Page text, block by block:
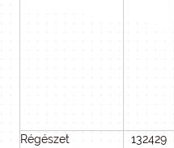
Régészet 132429